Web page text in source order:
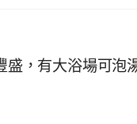
，有大浴場可泡